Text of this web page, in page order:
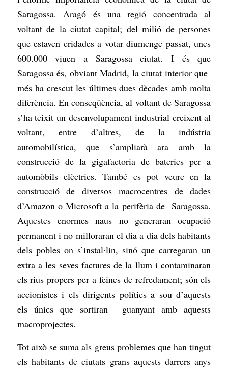
Saragossa. Aragó és una regió concentrada al
voltant de la ciutat capital; del milió de persones
que estaven cridades a votar diumenge passat, unes
600.000 viuen a Saragossa ciutat. I és que
Saragossa és, obviant Madrid, la ciutat interior que
més ha crescut les últimes dues dècades amb molta
diferència. En conseqüència, al voltant de Saragossa
s’ha teixit un desenvolupament industrial creixent al
voltant, entre d’altres, de la indústria
automobilística, que s’ampliarà ara amb la
construcció de la gigafactoria de bateries per a
automòbils elèctrics. També es pot veure en la
construcció de diversos macrocentres de dades
d’Amazon o Microsoft a la perifèria de Saragossa.
Aquestes enormes naus no generaran ocupació
permanent i no milloraran el dia a dia dels habitants
dels pobles on s’instal·lin, sinó que carregaran un
extra a les seves factures de la llum i contaminaran
els rius propers per a feines de refredament; són els
accionistes i els dirigents polítics a sou d’aquests
els únics que sortiran guanyant amb aquests
macroprojectes.
Tot això se suma als greus problemes que han tingut
els habitants de ciutats grans aquests darrers anys